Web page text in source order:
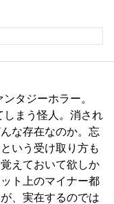
タジーホラー。
しまう怪人。消され
な存在なのか。忘
いう受け取り方も
えておいて欲しか
ト上のマイナー都
、実在するのでは